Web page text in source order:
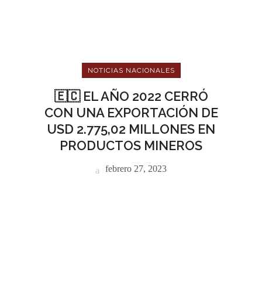
NOTICIAS NACIONALES
🇪🇨 EL AÑO 2022 CERRÓ
CON UNA EXPORTACIÓN DE
USD 2.775,02 MILLONES EN
PRODUCTOS MINEROS
febrero 27, 2023